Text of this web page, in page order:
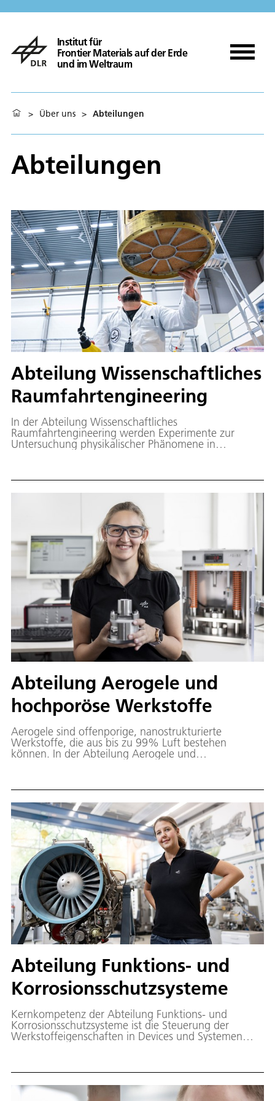
Institut für
Frontier Materials auf der Erde
und im Weltraum
> Über uns > Abteilungen
Abteilungen
Abteilung Wissenschaftliches
Raumfahrtengineering
In der Abteilung Wissenschaftliches
Raumfahrtengineering werden Experimente zur
Untersuchung physikalischer Phänomene in
"fliegendes Labor" für Experimente und
ist die Höhenforschungsrakete MAPHEUS.
Abteilung Aerogele und
hochporöse Werkstoffe
Aerogele sind offenporige, nanostrukturierte
Werkstoffe, die aus bis zu 99% Luft bestehen
können. In der Abteilung Aerogele und
vom Labor über den Technikums-Maßstab bis zum
Abteilung Funktions- und
Korrosionsschutzsysteme
Kernkompetenz der Abteilung Funktions- und
Korrosionsschutzsysteme ist die Steuerung der
Werkstoffeigenschaften in Devices und Systemen